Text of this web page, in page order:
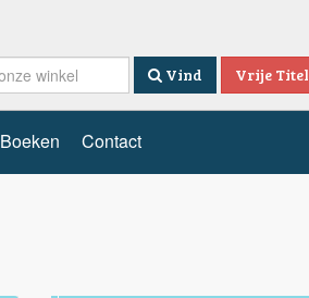
Vind Vrije Titel
Boeken Contact